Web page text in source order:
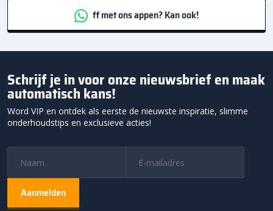
ff met ons appen? Kan ook!
Schrijf je in voor onze nieuwsbrief en maak
automatisch kans!
Word VIP en ontdek als eerste de nieuwste inspiratie, slimme
onderhoudstips en exclusieve acties!